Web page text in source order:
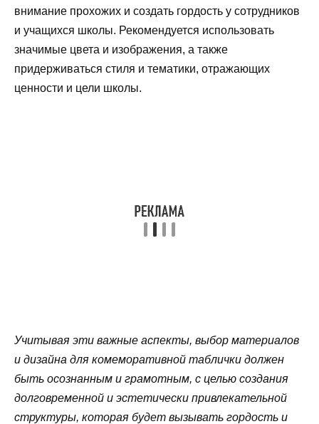
внимание прохожих и создать гордость у сотрудников
и учащихся школы. Рекомендуется использовать
значимые цвета и изображения, а также
придерживаться стиля и тематики, отражающих
ценности и цели школы.
Учитывая эти важные аспекты, выбор материалов
и дизайна для комеморативной таблички должен
быть осознанным и грамотным, с целью создания
долговременной и эстетически привлекательной
структуры, которая будет вызывать гордость и